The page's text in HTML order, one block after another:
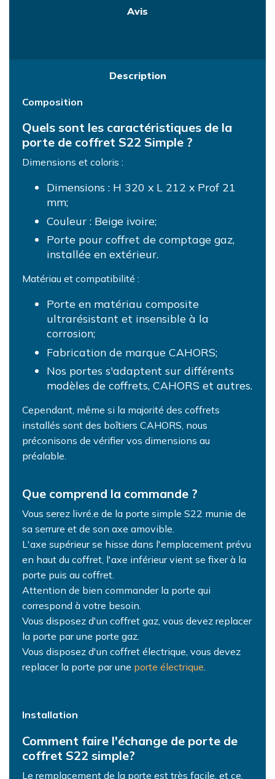
Avis
Description
Composition
Quels sont les caractéristiques de la
porte de coffret S22 Simple ?
Dimensions et coloris :
Dimensions : H 320 x L 212 x Prof 21
mm;
Couleur : Beige ivoire;
Porte pour coffret de comptage gaz,
installée en extérieur.
Matériau et compatibilité :
Porte en matériau composite
ultrarésistant et insensible à la
corrosion;
Fabrication de marque CAHORS;
Nos portes s'adaptent sur différents
modèles de coffrets, CAHORS et autres.
Cependant, même si la majorité des coffrets
installés sont des boîtiers CAHORS, nous
préconisons de vérifier vos dimensions au
préalable.
Que comprend la commande ?
Vous serez livré.e de la porte simple S22 munie de
sa serrure et de son axe amovible.
L'axe supérieur se hisse dans l'emplacement prévu
en haut du coffret, l'axe inférieur vient se fixer à la
porte puis au coffret.
Attention de bien commander la porte qui
correspond à votre besoin.
Vous disposez d'un coffret gaz, vous devez replacer
la porte par une porte gaz.
Vous disposez d'un coffret électrique, vous devez
replacer la porte par une porte électrique
Installation
Comment faire l'échange de porte de
coffret S22 simple?
Le remplacement de la porte est très facile, et ce,